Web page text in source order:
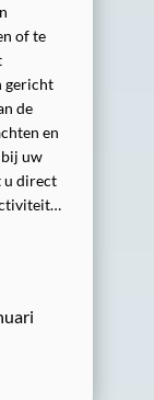
of te
gericht
de
en
uw
u direct